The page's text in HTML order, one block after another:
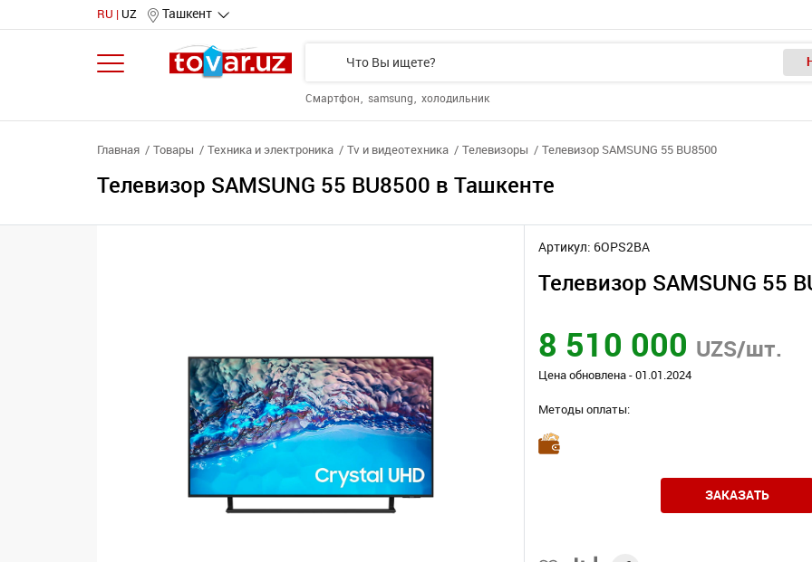
RU UZ Ташкент
Смартфон samsung холодильник
Главная Товары Техника и электроника Tv и видеотехника Телевизоры Телевизор SAMSUNG 55 BU8500
Телевизор SAMSUNG 55 BU8500 в Ташкенте
Артикул: 6OPS2BA
Телевизор SAMSUNG 55
8 510 000 UZS/шт.
Цена обновлена - 01.01.2024
Методы оплаты:
ЗАКАЗАТЬ